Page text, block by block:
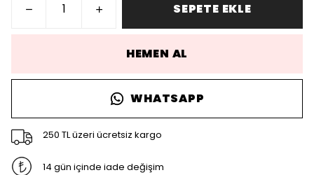
SEPETE EKLE
HEMEN AL
WHATSAPP
250 TL üzeri ücretsiz kargo
14 gün içinde iade değişim